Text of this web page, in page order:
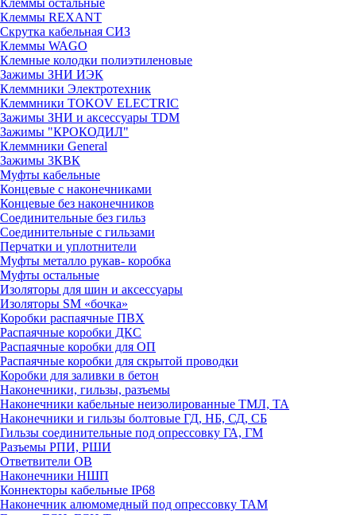
Клеммы остальные
Клеммы REXANT
Скрутка кабельная СИЗ
Клеммы WAGO
Клемные колодки полиэтиленовые
Зажимы ЗНИ ИЭК
Клеммники Электротехник
Клеммники TOKOV ELECTRIC
Зажимы ЗНИ и аксессуары TDM
Зажимы "КРОКОДИЛ"
Клеммники General
Зажимы 3КВК
Муфты кабельные
Концевые с наконечниками
Концевые без наконечников
Соединительные без гильз
Соединительные с гильзами
Перчатки и уплотнители
Муфты металло рукав- коробка
Муфты остальные
Изоляторы для шин и аксессуары
Изоляторы SM «бочка»
Коробки распаячные ПВХ
Распаячные коробки ДКС
Распаячные коробки для ОП
Распаячные коробки для скрытой проводки
Коробки для заливки в бетон
Наконечники, гильзы, разъемы
Наконечники кабельные неизолированные ТМЛ, ТА
Наконечники и гильзы болтовые ГД, НБ, СД, СБ
Гильзы соединительные под опрессовку ГА, ГМ
Разъемы РПИ, РШИ
Ответвители ОВ
Наконечники НШП
Коннекторы кабельные IP68
Наконечник алюмомедный под опрессовку ТАМ